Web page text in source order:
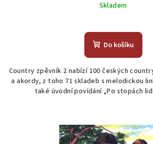
Skladem
Do košíku
Country zpěvník 2 nabízí 100 českých
a akordy, z toho 71 skladeb s melodickou
také úvodní povídání „Po stopách